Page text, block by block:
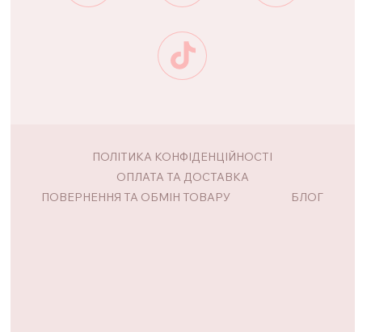
ПОЛІТИКА КОНФІДЕНЦІЙНОСТІ
ОПЛАТА ТА ДОСТАВКА
ПОВЕРНЕННЯ ТА ОБМІН ТОВАРУ
БЛОГ